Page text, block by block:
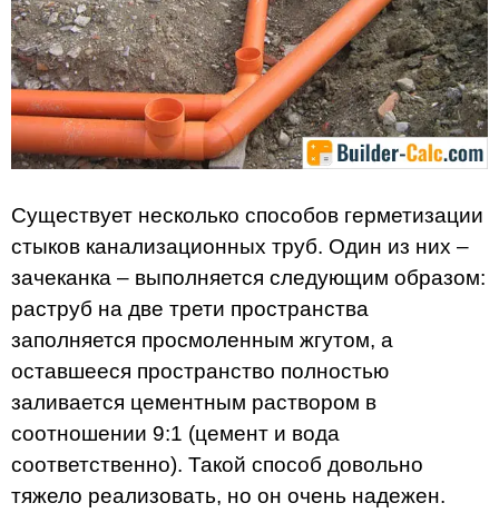
Существует несколько способов герметизации
стыков канализационных труб. Один из них –
зачеканка – выполняется следующим образом:
раструб на две трети пространства
заполняется просмоленным жгутом, а
оставшееся пространство полностью
заливается цементным раствором в
соотношении 9:1 (цемент и вода
соответственно). Такой способ довольно
тяжело реализовать, но он очень надежен.